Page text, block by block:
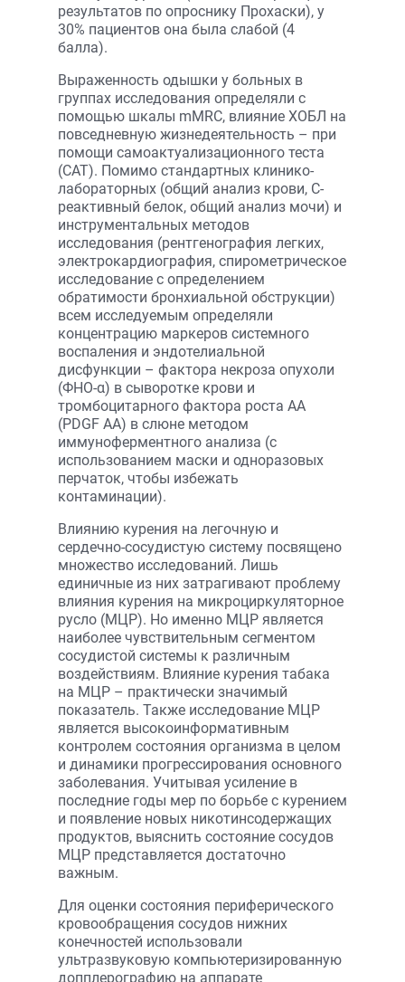
результатов по опроснику Прохаски), у
30% пациентов она была слабой (4
балла).
Выраженность одышки у больных в
группах исследования определяли с
помощью шкалы mMRC, влияние ХОБЛ на
повседневную жизнедеятельность – при
помощи самоактуализационного теста
(САТ). Помимо стандартных клинико-
лабораторных (общий анализ крови, С-
реактивный белок, общий анализ мочи) и
инструментальных методов
исследования (рентгенография легких,
электрокардиография, спирометрическое
исследование с определением
обратимости бронхиальной обструкции)
всем исследуемым определяли
концентрацию маркеров системного
воспаления и эндотелиальной
дисфункции – фактора некроза опухоли
(ФНО-α) в сыворотке крови и
тромбоцитарного фактора роста АА
(PDGF AA) в слюне методом
иммуноферментного анализа (с
использованием маски и одноразовых
перчаток, чтобы избежать
контаминации).
Влиянию курения на легочную и
сердечно-сосудистую систему посвящено
множество исследований. Лишь
единичные из них затрагивают проблему
влияния курения на микроциркуляторное
русло (МЦР). Но именно МЦР является
наиболее чувствительным сегментом
сосудистой системы к различным
воздействиям. Влияние курения табака
на МЦР – практически значимый
показатель. Также исследование МЦР
является высокоинформативным
контролем состояния организма в целом
и динамики прогрессирования основного
заболевания. Учитывая усиление в
последние годы мер по борьбе с курением
и появление новых никотинсодержащих
продуктов, выяснить состояние сосудов
МЦР представляется достаточно
важным.
Для оценки состояния периферического
кровообращения сосудов нижних
конечностей использовали
ультразвуковую компьютеризированную
допплерографию на аппарате